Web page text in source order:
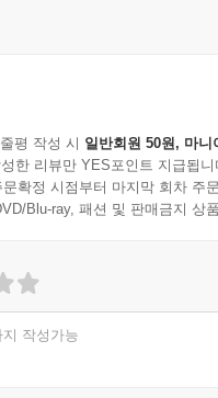
평 작성 시 일반회원 50원, 마니
한 리뷰만 YES포인트 지급됩니
확정 시점부터 마지막 회차 주
Blu-ray, 패션 및 판매금지 상
작성가능